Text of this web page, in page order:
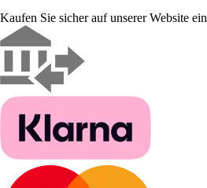
Kaufen Sie sicher auf unserer Website ein